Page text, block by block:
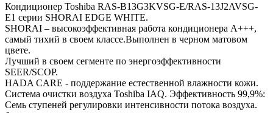
Кондиционер Toshiba RAS-B13G3KVSG-E/RAS-13J2AVSG-
E1 серии SHORAI EDGE WHITE.
SHORAI – высокоэффективная работа кондиционера А+++,
самый тихий в своем классе.Выполнен в черном матовом
цвете.
Лучший в своем сегменте по энергоэффективности
SEER/SCOP.
HADA CARE - поддержание естественной влажности кожи.
Система очистки воздуха Toshiba IAQ. Эффективность 99,9%:
Семь ступеней регулировки интенсивности потока воздуха.